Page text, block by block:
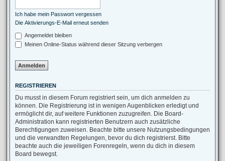
Ich habe mein Passwort vergessen
Die Aktivierungs-E-Mail erneut senden
Angemeldet bleiben
Meinen Online-Status während dieser Sitzung verbergen
REGISTRIEREN
Du musst in diesem Forum registriert sein, um dich anmelden zu
können. Die Registrierung ist in wenigen Augenblicken erledigt und
ermöglicht dir, auf weitere Funktionen zuzugreifen. Die Board-
Administration kann registrierten Benutzern auch zusätzliche
Berechtigungen zuweisen. Beachte bitte unsere Nutzungsbedingungen
und die verwandten Regelungen, bevor du dich registrierst. Bitte
beachte auch die jeweiligen Forenregeln, wenn du dich in diesem
Board bewegst.